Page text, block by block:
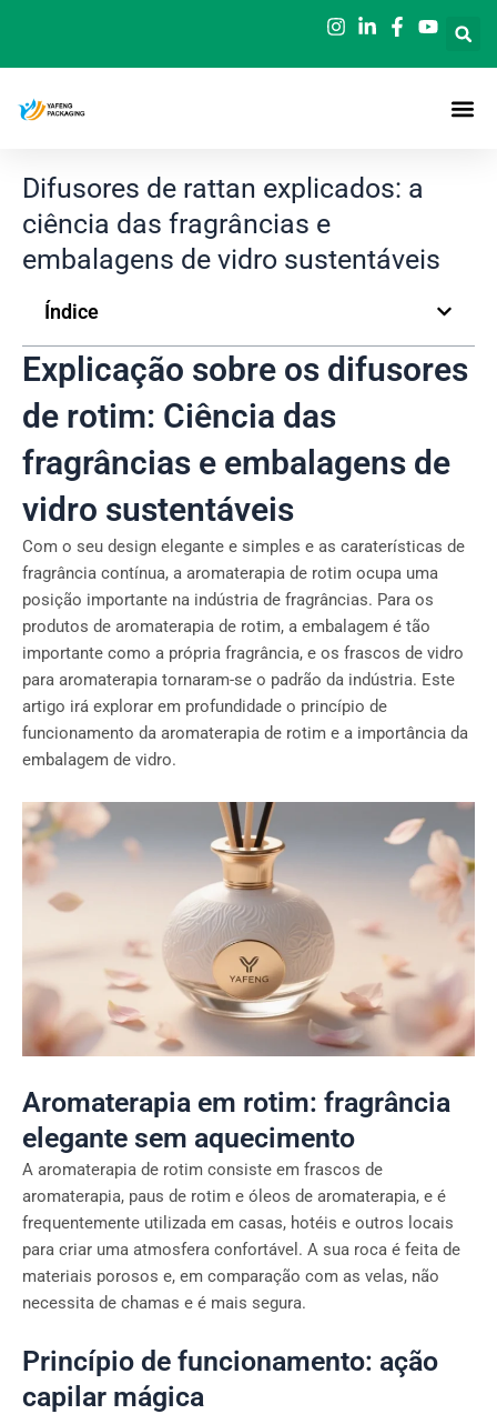
o
Difusores de rattan explicados: a
ciência das fragrâncias e
embalagens de vidro sustentáveis
Índice
Explicação sobre os difusores
de rotim: Ciência das
fragrâncias e embalagens de
vidro sustentáveis
Com o seu design elegante e simples e as caraterísticas de
fragrância contínua, a aromaterapia de rotim ocupa uma
posição importante na indústria de fragrâncias. Para os
produtos de aromaterapia de rotim, a embalagem é tão
importante como a própria fragrância, e os frascos de vidro
para aromaterapia tornaram-se o padrão da indústria. Este
artigo irá explorar em profundidade o princípio de
funcionamento da aromaterapia de rotim e a importância da
embalagem de vidro.
Aromaterapia em rotim: fragrância
elegante sem aquecimento
A aromaterapia de rotim consiste em frascos de
aromaterapia, paus de rotim e óleos de aromaterapia, e é
frequentemente utilizada em casas, hotéis e outros locais
para criar uma atmosfera confortável. A sua roca é feita de
materiais porosos e, em comparação com as velas, não
necessita de chamas e é mais segura.
Princípio de funcionamento: ação
capilar mágica